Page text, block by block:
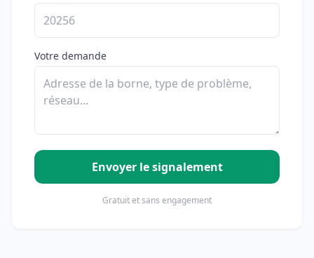
Votre demande
Envoyer le signalement
Gratuit et sans engagement